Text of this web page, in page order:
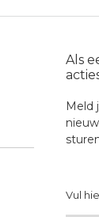
Als
Meld
Vul